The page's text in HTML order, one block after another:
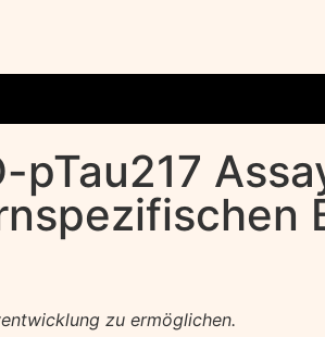
zu ermöglichen.